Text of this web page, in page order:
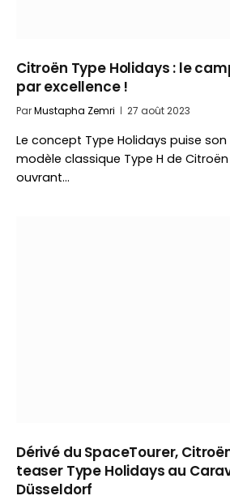
Citroën Type Holidays : le
par excellence !
ParMustapha Zemri 27 août 2023
Le concept Type Holidays puise
modèle classique Type H de
ouvrant…
Dérivé du SpaceTourer,
teaser Type Holidays au
Düsseldorf